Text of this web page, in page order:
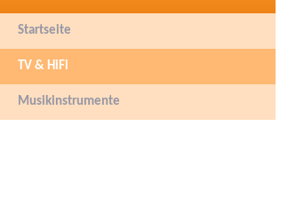
Startseite
TV & HiFi
Musikinstrumente